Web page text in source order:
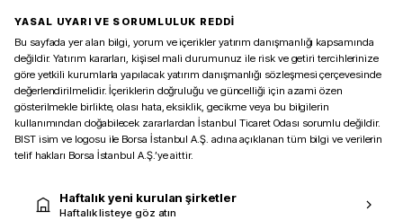
YASAL UYARI VE SORUMLULUK REDDİ
Bu sayfada yer alan bilgi, yorum ve içerikler yatırım danışmanlığı kapsamında
değildir. Yatırım kararları, kişisel mali durumunuz ile risk ve getiri tercihlerinize
göre yetkili kurumlarla yapılacak yatırım danışmanlığı sözleşmesi çerçevesinde
değerlendirilmelidir. İçeriklerin doğruluğu ve güncelliği için azami özen
gösterilmekle birlikte, olası hata, eksiklik, gecikme veya bu bilgilerin
kullanımından doğabilecek zararlardan İstanbul Ticaret Odası sorumlu değildir.
BIST isim ve logosu ile Borsa İstanbul A.Ş. adına açıklanan tüm bilgi ve verilerin
telif hakları Borsa İstanbul A.Ş.’ye aittir.
Haftalık yeni kurulan şirketler
Haftalık listeye göz atın